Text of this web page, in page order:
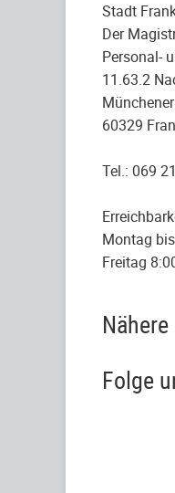
Stadt
Der
Personal-
11.63.2
60329
Tel.: 069
Montag
Freitag
Folge